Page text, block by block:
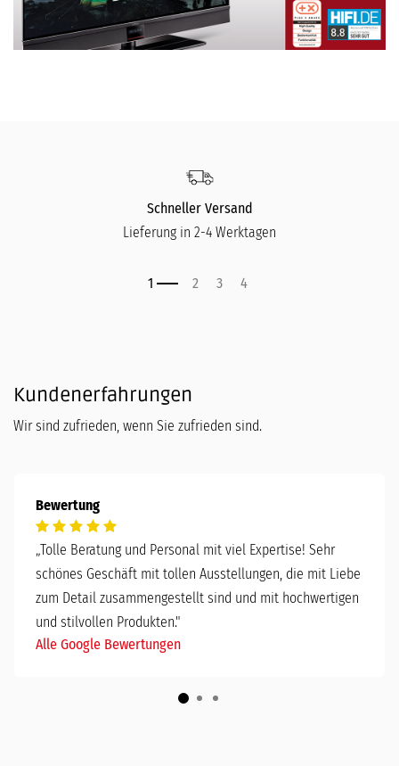
Schneller Versand
Lieferung in 2-4 Werktagen
Kundenerfahrungen
Wir sind zufrieden, wenn Sie zufrieden sind.
Bewertung
„Tolle Beratung und Personal mit viel Expertise! Sehr
schönes Geschäft mit tollen Ausstellungen, die mit Liebe
zum Detail zusammengestellt sind und mit hochwertigen
und stilvollen Produkten."
Alle Google Bewertungen